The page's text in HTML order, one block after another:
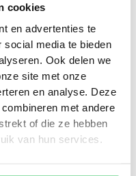
cookies
en advertenties te
social media te bieden
Ook delen we
site met onze
en analyse. Deze
met andere
of die ze hebben
van hun services.